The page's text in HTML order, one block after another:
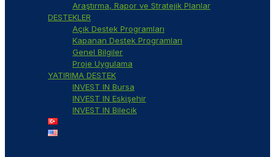
Araştırma, Rapor ve Stratejik Planlar
DESTEKLER
Açık Destek Programları
Kapanan Destek Programları
Genel Bilgiler
Proje Uygulama
YATIRIMA DESTEK
INVEST IN Bursa
INVEST IN Eskişehir
INVEST IN Bilecik